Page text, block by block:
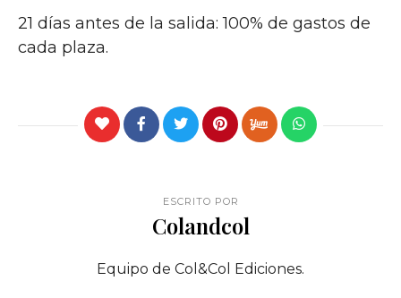
21 días antes de la salida: 100% de gastos de
cada plaza.
ESCRITO POR
Colandcol
Equipo de Col&Col Ediciones.